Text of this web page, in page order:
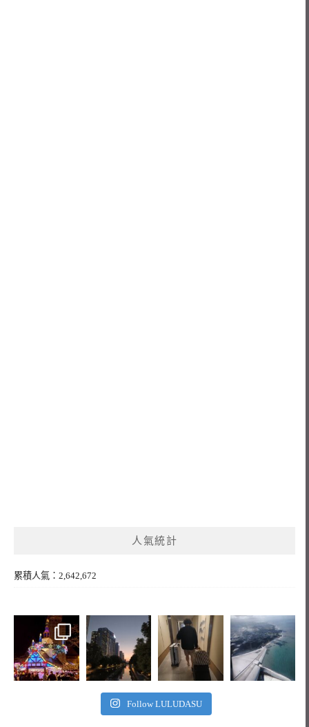
人氣統計
累積人氣：2,642,672
Follow LULUDASU